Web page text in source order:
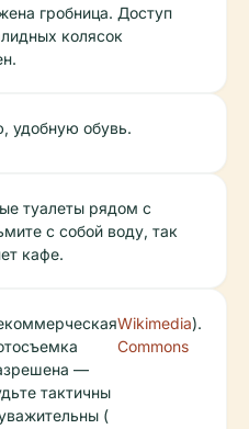
гробница. Доступ
колясок
удобную обувь.
туалеты рядом с
с собой воду, так
кафе.
—
тактичны
(
Wikimedia
Commons
).